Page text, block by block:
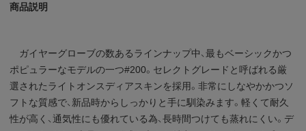
商品説明
ガイヤーグローブの数あるラインナップ中、最もベーシックかつ
ポピュラーなモデルの一つ#200。セレクトグレードと呼ばれる厳
選されたライトオンスディアスキンを採用。非常にしなやかかつソ
フトな質感で、新品時からしっかりと手に馴染みます。軽くて耐久
性が高く、通気性にも優れている為、長時間つけても蒸れにくい。デ